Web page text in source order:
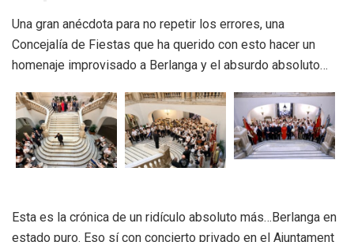
Una gran anécdota para no repetir los errores, una
Concejalía de Fiestas que ha querido con esto hacer un
homenaje improvisado a Berlanga y el absurdo absoluto…
Esta es la crónica de un ridículo absoluto más…Berlanga en
estado puro. Eso sí con concierto privado en el Ajuntament